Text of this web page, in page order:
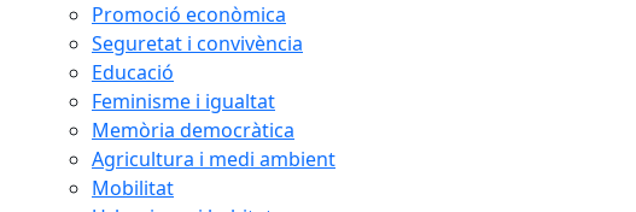
Promoció econòmica
Seguretat i convivència
Educació
Feminisme i igualtat
Memòria democràtica
Agricultura i medi ambient
Mobilitat